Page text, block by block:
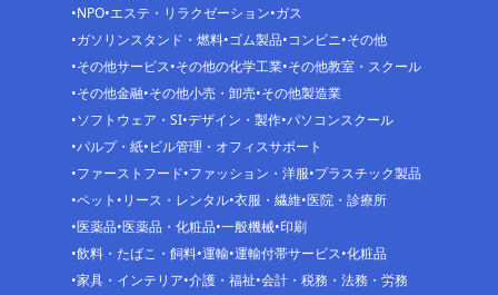
NPO エステ・リラクゼーション ガス
ガソリンスタンド・燃料 ゴム製品 コンビニ その他
その他サービス その他の化学工業 その他教室・スクール
その他金融 その他小売・卸売 その他製造業
ソフトウェア・SI デザイン・製作 パソコンスクール
パルプ・紙 ビル管理・オフィスサポート
ファーストフード ファッション・洋服 プラスチック製品
ペット リース・レンタル 衣服・繊維 医院・診療所
医薬品 医薬品・化粧品 一般機械 印刷
飲料・たばこ・飼料 運輸 運輸付帯サービス 化粧品
家具・インテリア 介護・福祉 会計・税務・法務・労務